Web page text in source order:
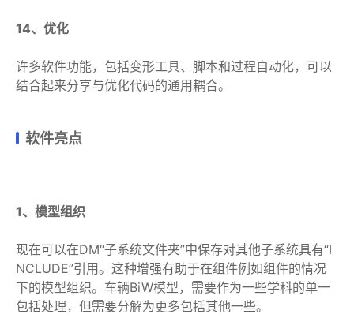
14、优化
许多软件功能，包括变形工具、脚本和过程自动化，可以
结合起来分享与优化代码的通用耦合。
软件亮点
1、模型组织
现在可以在DM“子系统文件夹”中保存对其他子系统具有“I
NCLUDE”引用。这种增强有助于在组件例如组件的情况
下的模型组织。车辆BiW模型，需要作为一些学科的单一
包括处理，但需要分解为更多包括其他一些。